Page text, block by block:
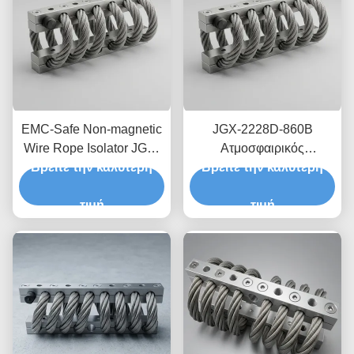
EMC-Safe Non-magnetic
Wire Rope Isolator JGX-
2228D-665B Βάση
κραδασμών για
Βρείτε την καλύτερη
τιμή
JGX-2228D-860B
Ατμοσφαιρικός
απομονωτής δονήσεων
ανοξείδωτο χάλυβα
Βρείτε την καλύτερη
τιμή